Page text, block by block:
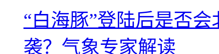
“白海豚”登陆后是否
袭？气象专家解读